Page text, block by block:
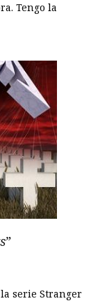
Tengo la
serie Stranger